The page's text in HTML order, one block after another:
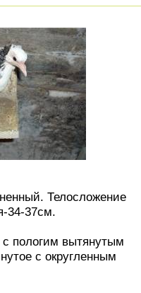
Телосложение
34-37см.
пологим вытянутым
с округленным